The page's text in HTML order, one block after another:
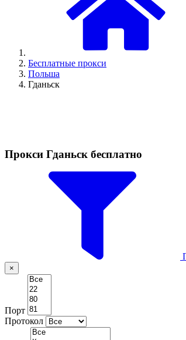
Бесплатные прокси
Польша
Гданьск
Прокси Гданьск бесплатно
×
Порт
Протокол